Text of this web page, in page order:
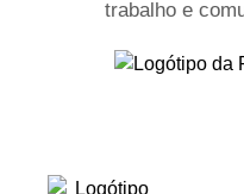
trabalho e